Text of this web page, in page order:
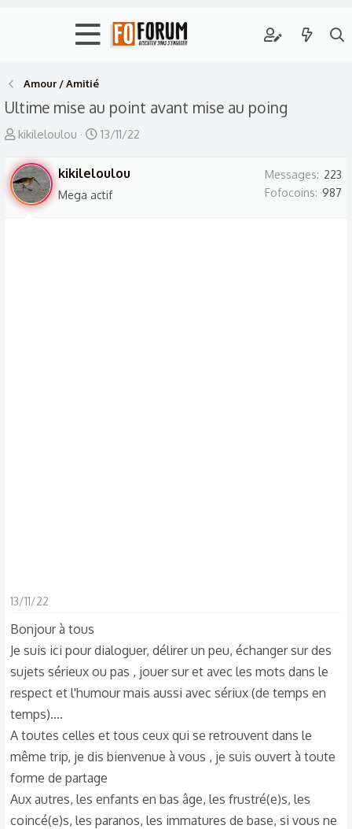
Amour / Amitié
Ultime mise au point avant mise au poing
A
t
e
u
kikileloulou
D
t
e
13/11/22
kikileloulou
Mega actif
Messages
223
Fofocoins 987
13/11/22
Bonjour à tous
Je suis ici pour dialoguer, délirer un peu, échanger sur des
sujets sérieux ou pas , jouer sur et avec les mots dans le
respect et l'humour mais aussi avec sériux (de temps en
temps)....
A toutes celles et tous ceux qui se retrouvent dans le
même trip, je dis bienvenue à vous , je suis ouvert à toute
forme de partage
Aux autres, les enfants en bas âge, les frustré(e)s, les
coincé(e)s, les paranos, les immatures de base, si vous ne